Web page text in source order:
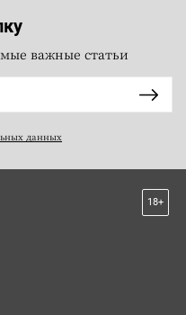
важные статьи
данных
18+